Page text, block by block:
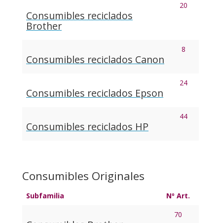
Consumibles reciclados
Brother
20
Consumibles reciclados Canon
8
Consumibles reciclados Epson
24
Consumibles reciclados HP
44
Consumibles Originales
Subfamilia Nº Art.
70